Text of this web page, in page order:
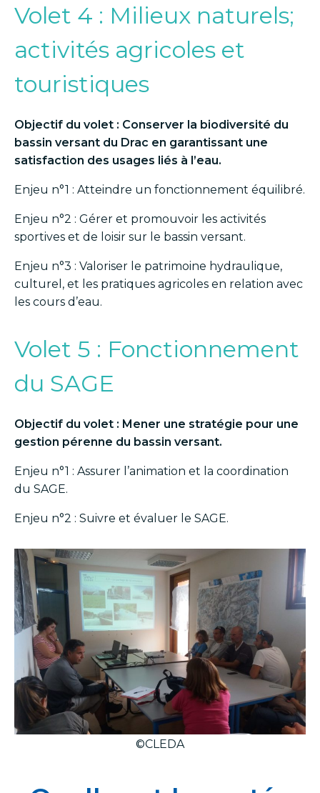
Volet 4 : Milieux naturels;
activités agricoles et
touristiques
Objectif du volet : Conserver la biodiversité du
bassin versant du Drac en garantissant une
satisfaction des usages liés à l’eau.
Enjeu n°1 : Atteindre un fonctionnement équilibré.
Enjeu n°2 : Gérer et promouvoir les activités
sportives et de loisir sur le bassin versant.
Enjeu n°3 : Valoriser le patrimoine hydraulique,
culturel, et les pratiques agricoles en relation avec
les cours d’eau.
Volet 5 : Fonctionnement
du SAGE
Objectif du volet : Mener une stratégie pour une
gestion pérenne du bassin versant.
Enjeu n°1 : Assurer l’animation et la coordination
du SAGE.
Enjeu n°2 : Suivre et évaluer le SAGE.
©CLEDA